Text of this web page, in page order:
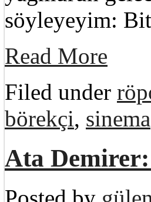
söyleyeyim:
Read More
Filed under
börekçi, sinema
Ata